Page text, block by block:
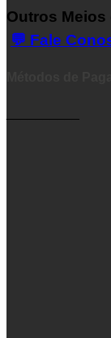
Outros Meios
💬 Fale